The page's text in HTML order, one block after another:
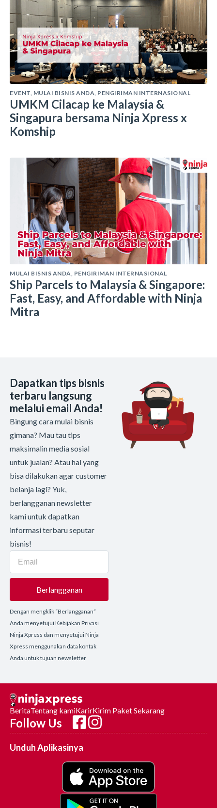
EVENT, MULAI BISNIS ANDA, PENGIRIMAN INTERNASIONAL
UMKM Cilacap ke Malaysia &
Singapura bersama Ninja Xpress x
Komship
MULAI BISNIS ANDA, PENGIRIMAN INTERNASIONAL
Ship Parcels to Malaysia & Singapore:
Fast, Easy, and Affordable with Ninja
Mitra
Dapatkan tips bisnis
terbaru langsung
melalui email Anda!
Bingung cara mulai bisnis
gimana? Mau tau tips
maksimalin media sosial
untuk jualan? Atau hal yang
bisa dilakukan agar customer
belanja lagi? Yuk,
berlangganan newsletter
kami untuk dapatkan
informasi terbaru seputar
bisnis!
Berlangganan
Dengan mengklik “Berlangganan”
Anda menyetujui Kebijakan Privasi
Ninja Xpress dan menyetujui Ninja
Xpress menggunakan data kontak
Anda untuk tujuan newsletter
BeritaTentang kamiKarirKirim Paket Sekarang
Follow Us
Unduh Aplikasinya